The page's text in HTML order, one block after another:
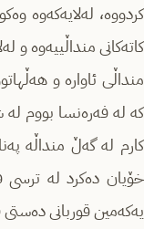
کردووە، لەلایەکەوە
کاتەکانی منداڵییەوە و
منداڵی ئاوارە و
کە لە فەرەنسا بووم
کارم لە گەڵ منداڵە
خۆیان دەکرد لە ترسی
یەکەمین قوربانی دەستی